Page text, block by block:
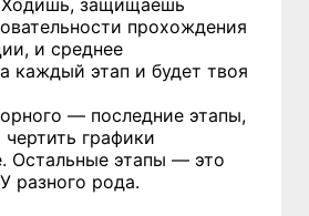
Ходишь, защищаешь
прохождения
и среднее
каждый этап и будет твоя
— последние этапы,
графики
Остальные этапы — это
разного рода.